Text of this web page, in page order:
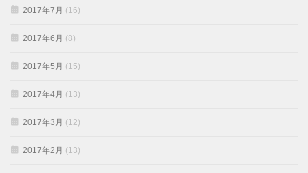
2017年7月 (16)
2017年6月 (8)
2017年5月 (15)
2017年4月 (13)
2017年3月 (12)
2017年2月 (13)